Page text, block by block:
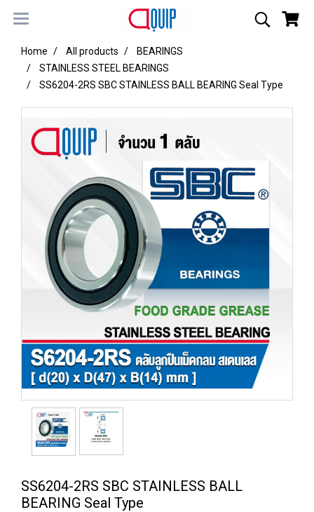
Home All products
BEARINGS
STAINLESS STEEL BEARINGS
SS6204-2RS SBC STAINLESS BALL BEARING Seal Type
SS6204-2RS SBC STAINLESS BALL
BEARING Seal Type